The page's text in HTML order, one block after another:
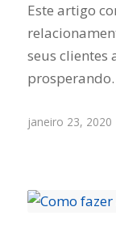
Este artigo
seus clientes
janeiro 23, 2020